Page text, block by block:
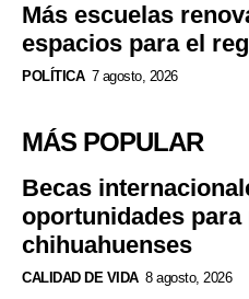
Más escuelas
espacios para el
POLÍTICA 7 agosto, 2026
MÁS POPULAR
Becas
oportunidades
chihuahuenses
CALIDAD DE VIDA 8 agosto, 2026